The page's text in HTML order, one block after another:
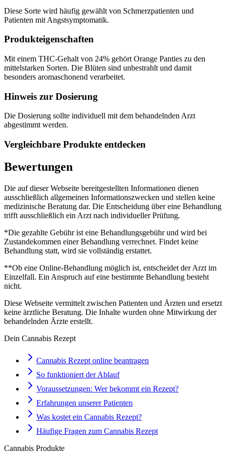
Diese Sorte wird häufig gewählt von Schmerzpatienten und
Patienten mit Angstsymptomatik.
Produkteigenschaften
Mit einem THC-Gehalt von 24% gehört Orange Panties zu den
mittelstarken Sorten. Die Blüten sind unbestrahlt und damit
besonders aromaschonend verarbeitet.
Hinweis zur Dosierung
Die Dosierung sollte individuell mit dem behandelnden Arzt
abgestimmt werden.
Vergleichbare Produkte entdecken
Bewertungen
Die auf dieser Webseite bereitgestellten Informationen dienen
ausschließlich allgemeinen Informationszwecken und stellen keine
medizinische Beratung dar. Die Entscheidung über eine Behandlung
trifft ausschließlich ein Arzt nach individueller Prüfung.
*Die gezahlte Gebühr ist eine Behandlungsgebühr und wird bei
Zustandekommen einer Behandlung verrechnet. Findet keine
Behandlung statt, wird sie vollständig erstattet.
**Ob eine Online-Behandlung möglich ist, entscheidet der Arzt im
Einzelfall. Ein Anspruch auf eine bestimmte Behandlung besteht
nicht.
Diese Webseite vermittelt zwischen Patienten und Ärzten und ersetzt
keine ärztliche Beratung. Die Inhalte wurden ohne Mitwirkung der
behandelnden Ärzte erstellt.
Dein Cannabis Rezept
Cannabis Rezept online beantragen
So funktioniert der Ablauf
Voraussetzungen: Wer bekommt ein Rezept?
Erfahrungen unserer Patienten
Was kostet ein Cannabis Rezept?
Häufige Fragen zum Cannabis Rezept
Cannabis Produkte